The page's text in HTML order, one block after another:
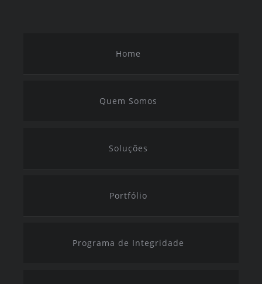
Home
Quem Somos
Soluções
Portfólio
Programa de Integridade